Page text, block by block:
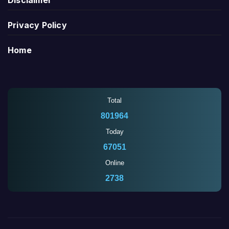
Privacy Policy
Home
Total
801964
Today
67051
Online
2741